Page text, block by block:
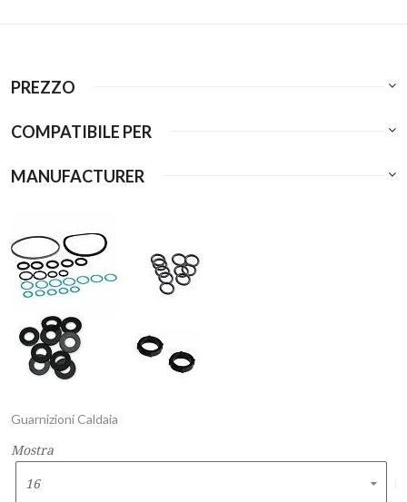
PREZZO
COMPATIBILE PER
MANUFACTURER
Guarnizioni Caldaia
Mostra